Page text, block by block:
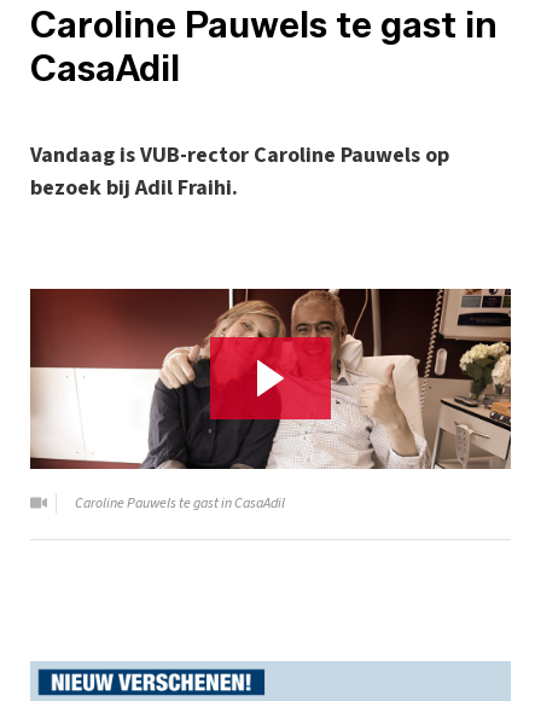
Caroline Pauwels te gast in
CasaAdil
Vandaag is VUB-rector Caroline Pauwels op
bezoek bij Adil Fraihi.
Caroline Pauwels te gast in CasaAdil